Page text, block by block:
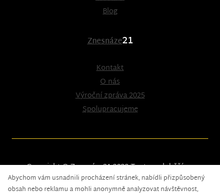
Blog
Znesnáze21
Kontakt
O nás
Výroční zpráva 2025
Spolupracujeme
Copyright © Znesnáze21 2023Tento web běží na
solidpixels.
Abychom vám usnadnili procházení stránek, nabídli přizpůsobený
obsah nebo reklamu a mohli anonymně analyzovat návštěvnost,